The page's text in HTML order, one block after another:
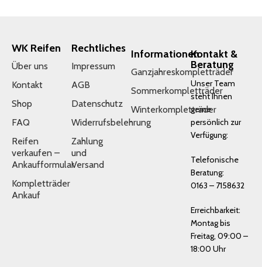
WK Reifen
Über uns
Kontakt
Shop
FAQ
Reifen
verkaufen –
Ankaufformular
Kompletträder
Ankauf
Rechtliches
Impressum
AGB
Datenschutz
Widerrufsbelehrung
Zahlung
und
Versand
Informationen
Ganzjahreskompletträder
Sommerkompletträder
Winterkompletträder
Kontakt &
Beratung
Unser Team
steht Ihnen
gerne
persönlich zur
Verfügung:
Telefonische
Beratung:
0163 – 7158632
Erreichbarkeit:
Montag bis
Freitag, 09:00 –
18:00 Uhr